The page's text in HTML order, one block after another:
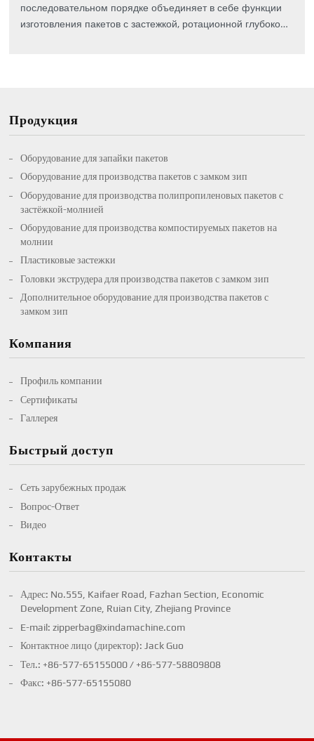
последовательном порядке объединяет в себе функции
изготовления пакетов с застежкой, ротационной глубокой
Продукция
Оборудование для запайки пакетов
Оборудование для производства пакетов с замком зип
Оборудование для производства полипропиленовых пакетов с
застёжкой-молнией
Оборудование для производства компостируемых пакетов на
молнии
Пластиковые застежки
Головки экструдера для производства пакетов с замком зип
Дополнительное оборудование для производства пакетов с
замком зип
Компания
Профиль компании
Сертификаты
Галлерея
Быстрый доступ
Сеть зарубежных продаж
Вопрос-Ответ
Видео
Контакты
Адрес: No.555, Kaifaer Road, Fazhan Section, Economic
Development Zone, Ruian City, Zhejiang Province
E-mail:zipperbag@xindamachine.com
Контактное лицо (директор): Jack Guo
Тел.: +86-577-65155000 / +86-577-58809808
Факс: +86-577-65155080